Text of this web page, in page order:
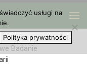
Badanie
usługi na
Polityka prywatności